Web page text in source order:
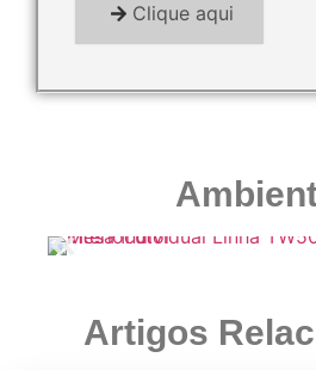
Clique aqui
Artigos